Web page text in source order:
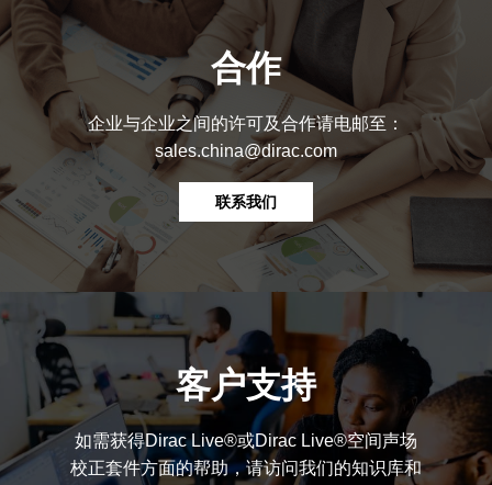
合作
企业与企业之间的许可及合作请电邮至：
sales.china@dirac.com
联系我们
客户支持
如需获得Dirac Live®或Dirac Live®空间声场
校正套件方面的帮助，请访问我们的知识库和